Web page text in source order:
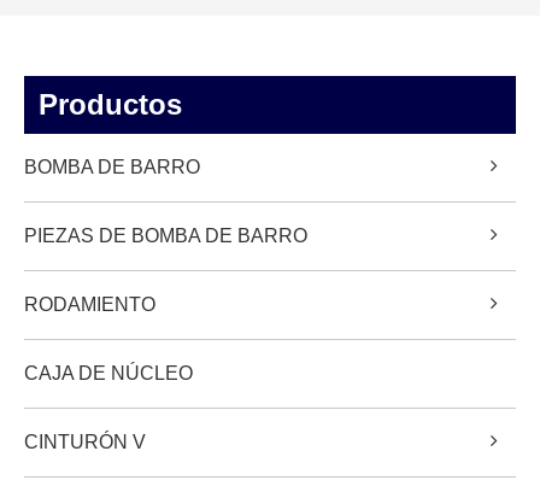
Productos
BOMBA DE BARRO
PIEZAS DE BOMBA DE BARRO
RODAMIENTO
CAJA DE NÚCLEO
CINTURÓN V